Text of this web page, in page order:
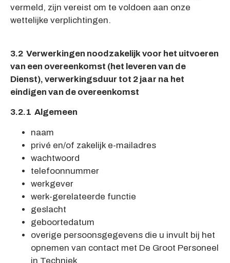
vermeld, zijn vereist om te voldoen aan onze
wettelijke verplichtingen.
3.2 Verwerkingen noodzakelijk voor het uitvoeren
van een overeenkomst (het leveren van de
Dienst), verwerkingsduur tot 2 jaar na het
eindigen van de overeenkomst
3.2.1 Algemeen
naam
privé en/of zakelijk e-mailadres
wachtwoord
telefoonnummer
werkgever
werk-gerelateerde functie
geslacht
geboortedatum
overige persoonsgegevens die u invult bij het
opnemen van contact met De Groot Personeel
in Techniek